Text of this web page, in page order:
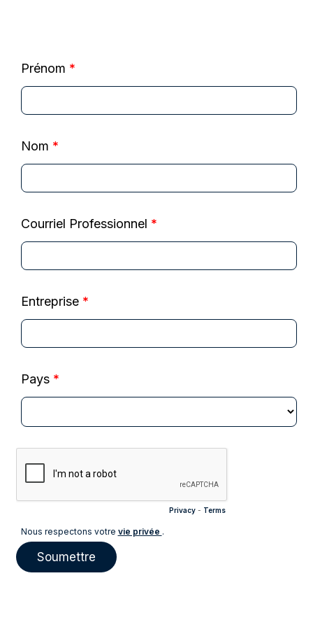
Prénom *
Nom *
Courriel Professionnel *
Entreprise *
Pays *
Privacy- Terms
Nous respectons votre vie privée .